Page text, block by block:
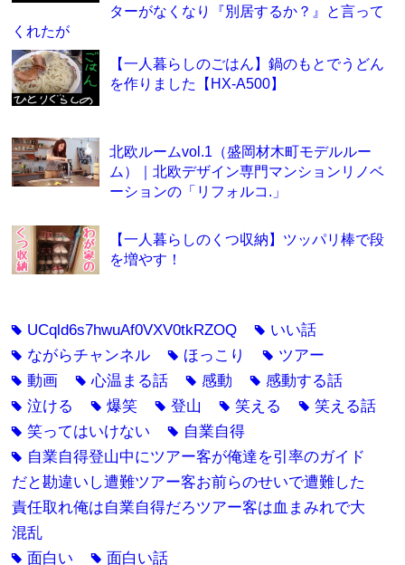
ターがなくなり『別居するか？』と言って
くれたが
【一人暮らしのごはん】鍋のもとでうどん
を作りました【HX-A500】
北欧ルームvol.1（盛岡材木町モデルルー
ム）｜北欧デザイン専門マンションリノベ
ーションの「リフォルコ.」
【一人暮らしのくつ収納】ツッパリ棒で段
を増やす！
tag UCqld6s7hwuAf0VXV0tkRZOQ tag いい話
tag ながらチャンネル tag ほっこり tag ツアー
tag動画 tag心温まる話 tag感動 tag感動する話
tag泣ける tag爆笑 tag登山 tag笑える tag笑える話
tag笑ってはいけない tag 自業自得
tag 自業自得登山中にツアー客が俺達を引率のガイド
だと勘違いし遭難ツアー客お前らのせいで遭難した
責任取れ俺は自業自得だろツアー客は血まみれで大
混乱
tag 面白い tag 面白い話